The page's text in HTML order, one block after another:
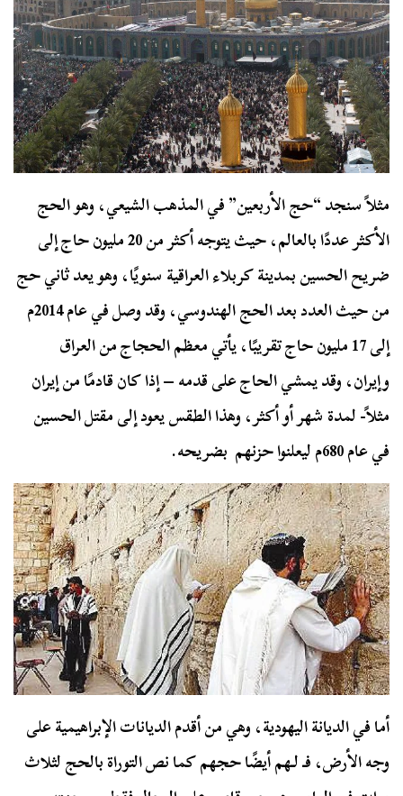
مثلاً سنجد “حج الأربعين” في المذهب الشيعي، وهو الحج
الأكثر عددًا بالعالم، حيث يتوجه أكثر من 20 مليون حاج إلى
ضريح الحسين بمدينة كربلاء العراقية سنويًا، وهو يعد ثاني حج
من حيث العدد بعد الحج الهندوسي، وقد وصل في عام 2014م
إلى 17 مليون حاج تقريبًا، يأتي معظم الحجاج من العراق
وإيران، وقد يمشي الحاج على قدمه – إذا كان قادمًا من إيران
مثلاً- لمدة شهر أو أكثر، وهذا الطقس يعود إلى مقتل الحسين
في عام 680م ليعلنوا حزنهم بضريحه.
أما في الديانة اليهودية، وهي من أقدم الديانات الإبراهيمية على
وجه الأرض،فـ لـهم أيضًا حجهم كما نص التوراة بالحج لثلاث